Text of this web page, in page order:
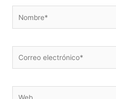
electrónico*